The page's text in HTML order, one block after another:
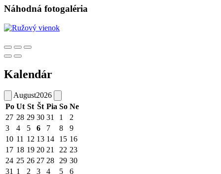
Náhodná fotogaléria
Kalendár
August2026
Po Ut St Št Pia So Ne
27 28 29 30 31 1
2
3
4 5 6 7 8
9
10 11 12 13 14 15 16
17 18 19 20 21 22 23
24 25 26 27 28 29 30
31 1 2 3 4 5 6